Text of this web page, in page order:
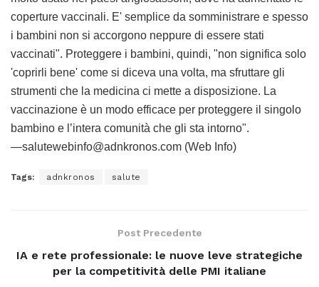
coperture vaccinali. E' semplice da somministrare e spesso
i bambini non si accorgono neppure di essere stati
vaccinati". Proteggere i bambini, quindi, "non significa solo
'coprirli bene' come si diceva una volta, ma sfruttare gli
strumenti che la medicina ci mette a disposizione. La
vaccinazione è un modo efficace per proteggere il singolo
bambino e l’intera comunità che gli sta intorno".
—salutewebinfo@adnkronos.com (Web Info)
Tags: adnkronos salute
Post Precedente
IA e rete professionale: le nuove leve strategiche
per la competitività delle PMI italiane